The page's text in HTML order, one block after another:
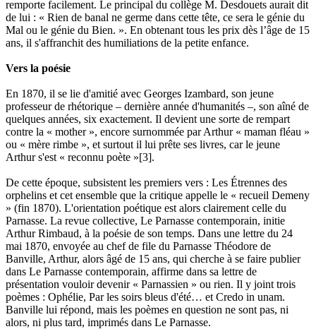
remporte facilement. Le principal du collège M. Desdouets aurait dit
de lui : « Rien de banal ne germe dans cette tête, ce sera le génie du
Mal ou le génie du Bien. ». En obtenant tous les prix dès l’âge de 15
ans, il s'affranchit des humiliations de la petite enfance.
Vers la poésie
En 1870, il se lie d'amitié avec Georges Izambard, son jeune
professeur de rhétorique – dernière année d'humanités –, son aîné de
quelques années, six exactement. Il devient une sorte de rempart
contre la « mother », encore surnommée par Arthur « maman fléau »
ou « mère rimbe », et surtout il lui prête ses livres, car le jeune
Arthur s'est « reconnu poète »[3].
De cette époque, subsistent les premiers vers : Les Étrennes des
orphelins et cet ensemble que la critique appelle le « recueil Demeny
» (fin 1870). L'orientation poétique est alors clairement celle du
Parnasse. La revue collective, Le Parnasse contemporain, initie
Arthur Rimbaud, à la poésie de son temps. Dans une lettre du 24
mai 1870, envoyée au chef de file du Parnasse Théodore de
Banville, Arthur, alors âgé de 15 ans, qui cherche à se faire publier
dans Le Parnasse contemporain, affirme dans sa lettre de
présentation vouloir devenir « Parnassien » ou rien. Il y joint trois
poèmes : Ophélie, Par les soirs bleus d'été… et Credo in unam.
Banville lui répond, mais les poèmes en question ne sont pas, ni
alors, ni plus tard, imprimés dans Le Parnasse.